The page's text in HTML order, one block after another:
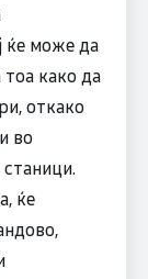
ќе може да
како да
откако
во
ќе